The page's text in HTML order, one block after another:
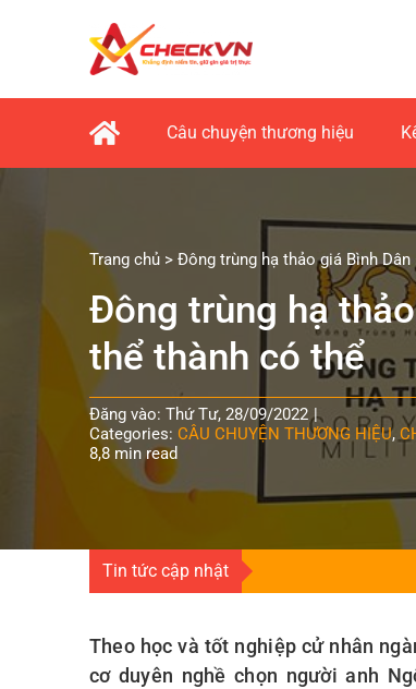
Câu chuyện thương hiệu
Trang chủ> Đông trùng hạ thảo giá Bình
Đông trùng hạ
thể thành có thể
Đăng vào: Thứ Tư, 28/09/2022 |
Categories: CÂU CHUYỆN THƯƠNG HIỆU,
8,8 min read
Tin tức cập nhật
Theo học và tốt nghiệp cử nhân
cơ duyên nghề chọn người anh